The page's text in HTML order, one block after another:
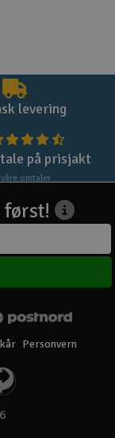
levering
på prisjakt
omtaler
først!
Personvern